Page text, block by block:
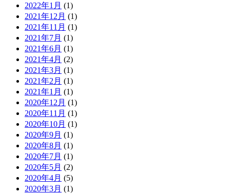
2022年1月 (1)
2021年12月 (1)
2021年11月 (1)
2021年7月 (1)
2021年6月 (1)
2021年4月 (2)
2021年3月 (1)
2021年2月 (1)
2021年1月 (1)
2020年12月 (1)
2020年11月 (1)
2020年10月 (1)
2020年9月 (1)
2020年8月 (1)
2020年7月 (1)
2020年5月 (2)
2020年4月 (5)
2020年3月 (1)